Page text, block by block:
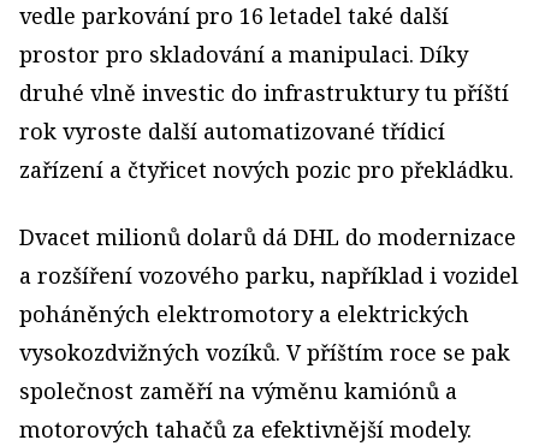
vedle parkování pro 16 letadel také další
prostor pro skladování a manipulaci. Díky
druhé vlně investic do infrastruktury tu příští
rok vyroste další automatizované třídicí
zařízení a čtyřicet nových pozic pro překládku.
Dvacet milionů dolarů dá DHL do modernizace
a rozšíření vozového parku, například i vozidel
poháněných elektromotory a elektrických
vysokozdvižných vozíků. V příštím roce se pak
společnost zaměří na výměnu kamiónů a
motorových tahačů za efektivnější modely.